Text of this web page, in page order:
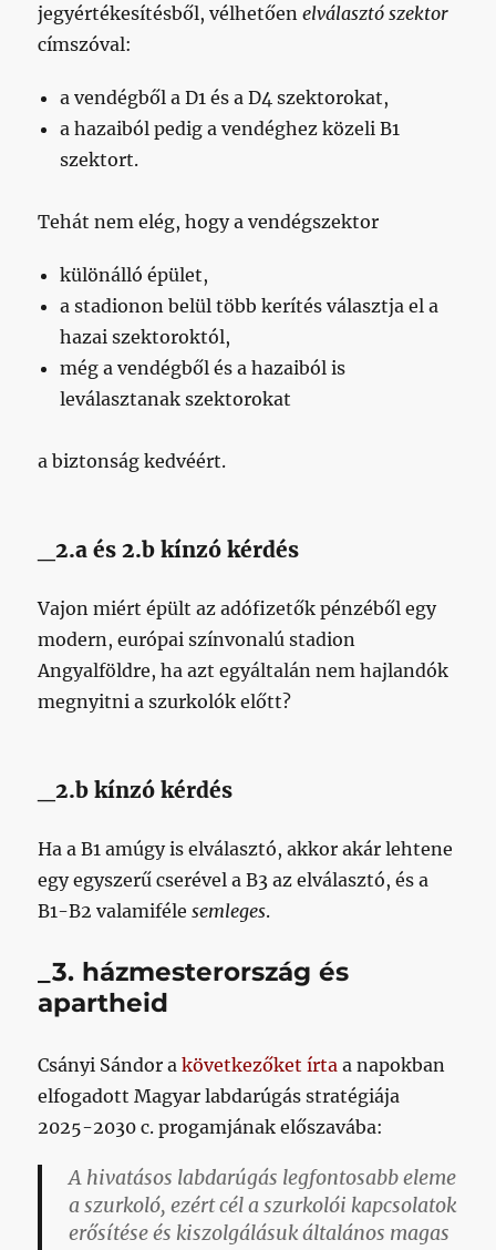
jegyértékesítésből, vélhetőenelválasztó szektor
címszóval:
a vendégből a D1 és a D4 szektorokat,
a hazaiból pedig a vendéghez közeli B1
szektort.
Tehát nem elég, hogy a vendégszektor
különálló épület,
a stadionon belül több kerítés választja el a
hazai szektoroktól,
még a vendégből és a hazaiból is
leválasztanak szektorokat
a biztonság kedvéért.
_2.a és 2.b kínzó kérdés
Vajon miért épült az adófizetők pénzéből egy
modern, európai színvonalú stadion
Angyalföldre, ha azt egyáltalán nem hajlandók
megnyitni a szurkolók előtt?
_2.b kínzó kérdés
Ha a B1 amúgy is elválasztó, akkor akár lehtene
egy egyszerű cserével a B3 az elválasztó, és a
B1-B2 valamifélesemleges.
_3. házmesterország és
apartheid
Csányi Sándor akövetkezőket írta a napokban
elfogadott Magyar labdarúgás stratégiája
2025-2030 c. progamjának előszavába:
A hivatásos labdarúgás legfontosabb eleme
a szurkoló, ezért cél a szurkolói kapcsolatok
erősítése és kiszolgálásuk általános magas